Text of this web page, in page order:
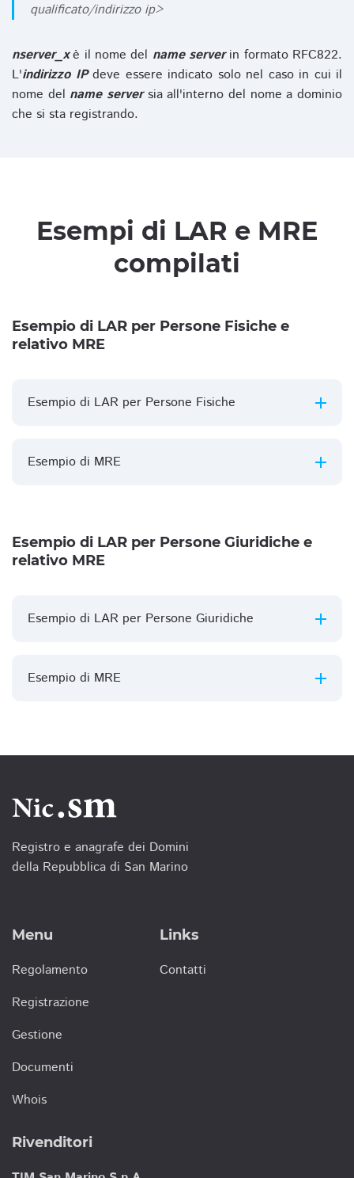
qualificato/indirizzo ip>
nserver_xè il nome del name serverin formato RFC822.
L'indirizzo IPdeve essere indicato solo nel caso in cui il
nome del name serversia all'interno del nome a dominio
che si sta registrando.
Esempi di LAR e MRE
compilati
Esempio di LAR per Persone Fisiche e
relativo MRE
Esempio di LAR per Persone Fisiche
Esempio di MRE
Esempio di LAR per Persone Giuridiche e
relativo MRE
Esempio di LAR per Persone Giuridiche
Esempio di MRE
Registro e anagrafe dei Domini
della Repubblica di San Marino
Menu
Regolamento
Registrazione
Gestione
Documenti
Whois
Links
Contatti
Rivenditori